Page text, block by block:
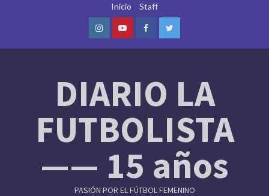
Inicio Staff
InstagramYoutubeFacebookTwitter
DIARIO LA
FUTBOLISTA
—— 15 años
PASIÓN POR EL FÚTBOL FEMENINO